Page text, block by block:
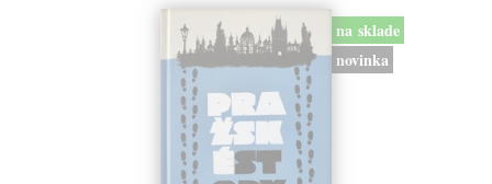
na sklade
novinka